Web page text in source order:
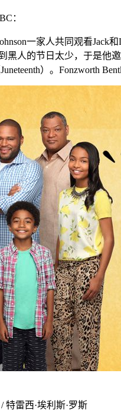
：
一家人共同观看
黑人的节日太少，于是他
）。Fonzworth
特雷西·埃利斯·罗斯